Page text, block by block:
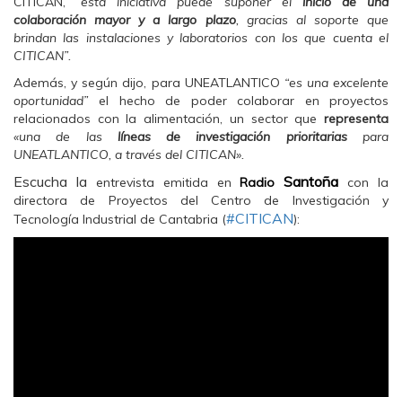
colaboración mayor y a largo plazo, gracias al soporte que
brindan las instalaciones y laboratorios con los que cuenta el
CITICAN”.
Además, y según dijo, para UNEATLANTICO “es una excelente
oportunidad” el hecho de poder colaborar en proyectos
relacionados con la alimentación, un sector que representa
«una de las líneas de investigación prioritariaspara
UNEATLANTICO, a través del CITICAN».
Escucha la entrevista emitida enRadio Santoña‬ con la
directora de Proyectos del Centro de Investigación y
Tecnología Industrial de Cantabria (‪#‎CITICAN‬):